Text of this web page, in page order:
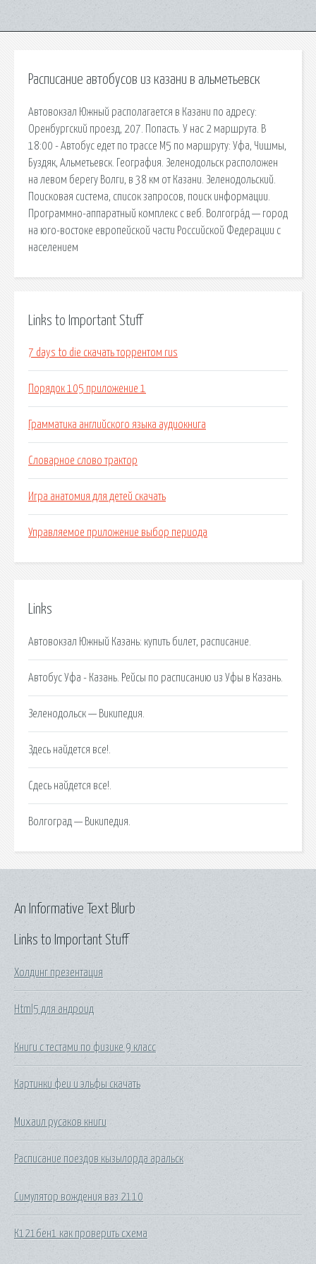
Расписание автобусов из казани в альметьевск
Автовокзал Южный располагается в Казани по адресу:
Оренбургский проезд, 207. Попасть. У нас 2 маршрута. В
18:00 - Автобус едет по трассе М5 по маршруту: Уфа, Чишмы,
Буздяк, Альметьевск. География. Зеленодольск расположен
на левом берегу Волги, в 38 км от Казани. Зеленодольский.
Поисковая сиcтема, список запросов, поиск информации.
Программно-аппаратный комплекс с веб. Волгогра́д — город
на юго-востоке европейской части Российской Федерации с
населением
Links to Important Stuff
7 days to die скачать торрентом rus
Порядок 105 приложение 1
Грамматика английского языка аудиокнига
Словарное слово трактор
Игра анатомия для детей скачать
Управляемое приложение выбор периода
Links
Автовокзал Южный Казань: купить билет, расписание.
Автобус Уфа - Казань. Рейсы по расписанию из Уфы в Казань.
Зеленодольск — Википедия.
Здесь найдется все!.
Сдесь найдется все!.
Волгоград — Википедия.
Links to Important Stuff
Холдинг презентация
Html5 для андроид
Книги с тестами по физике 9 класс
Картинки феи и эльфы скачать
Михаил русаков книги
Расписание поездов кызылорда аральск
Симулятор вождения ваз 2110
К1216ен1 как проверить схема
An Informative Text Blurb